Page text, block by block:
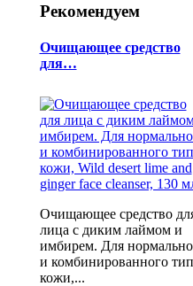
Рекомендуем
Очищающее средство
для…
Очищающее средство
лица с диким лаймом и
имбирем. Для
и комбинированного
кожи,...